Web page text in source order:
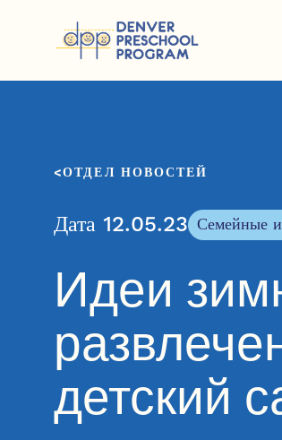
ОТДЕЛ НОВОСТЕЙ
Дата 12.05.23 Семейные
Идеи
детский